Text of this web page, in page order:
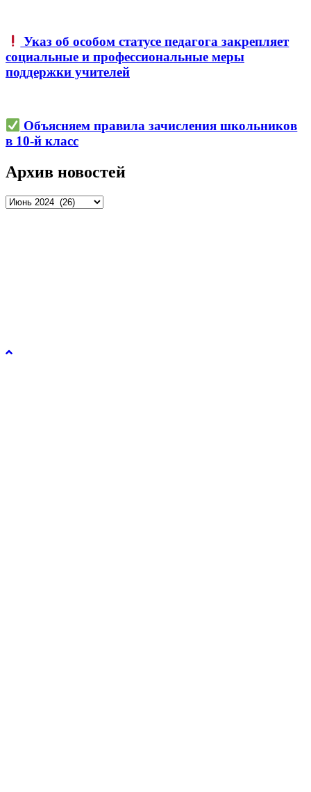
Указ об особом статусе педагога закрепляет
социальные и профессиональные меры
поддержки учителей
Объясняем правила зачисления школьников
в 10-й класс
Архив новостей
Архив